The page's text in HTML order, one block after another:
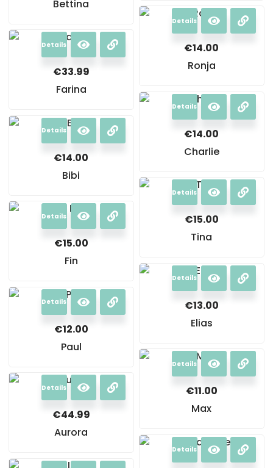
Bettina
Details
€14.00
Ronja
Details
€33.99
Farina
Details
€14.00
Charlie
Details
€14.00
Bibi
Details
€15.00
Tina
Details
€15.00
Fin
Details
€13.00
Elias
Details
€12.00
Paul
Details
€11.00
Max
Details
€44.99
Aurora
Details